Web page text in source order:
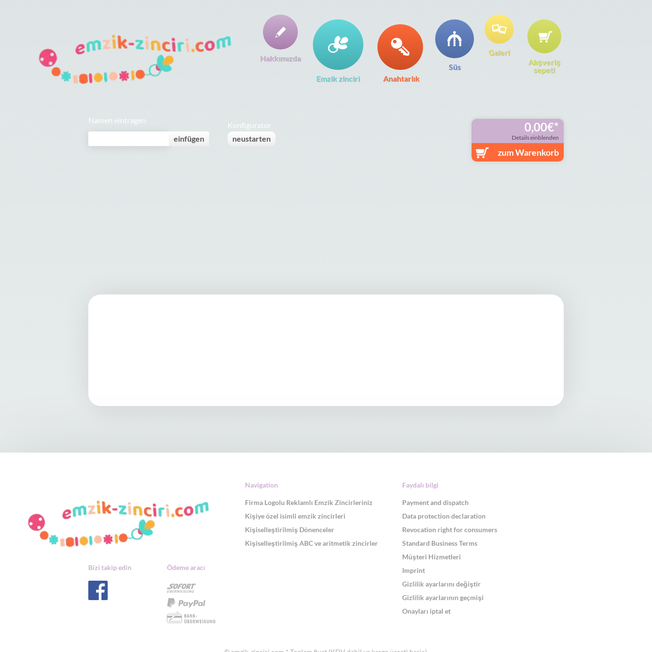
Hakkımızda
Emzik zinciri Anahtarlık
Süs
Galeri
Alışveriş
sepeti
Namen eintragen
einfügen
Konfigurator
neustarten
0,00€
Details einblenden
zum Warenkorb
Bizi takip edin Ödeme aracı
Navigation
Firma Logolu Reklamlı Emzik Zincirleriniz
Kişiye özel isimli emzik zincirleri
Kişiselleştirilmiş Dönenceler
Kişiselleştirilmiş ABC ve aritmetik zincirler
Faydalı bilgi
Payment and dispatch
Data protection declaration
Revocation right for consumers
Standard Business Terms
Müşteri Hizmetleri
Imprint
Gizlilik ayarlarını değiştir
Gizlilik ayarlarının geçmişi
Onayları iptal et